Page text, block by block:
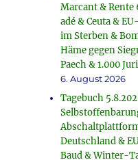
Marcant & Rente
adé & Ceuta &
im Sterben &
Häme gegen
Paech & 1.000
6. August 2026
Tagebuch
Deutschland &
Baud & Winter-